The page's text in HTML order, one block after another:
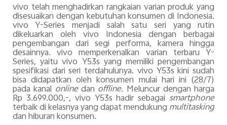
vivo telah menghadirkan rangkaian varian produk yang
disesuaikan dengan kebutuhan konsumen di Indonesia.
vivo Y-Series menjadi salah satu seri yang rutin
dikeluarkan oleh vivo Indonesia dengan berbagai
pengembangan dari segi performa, kamera hingga
desainnya. vivo memperkenalkan varian terbaru Y-
Series, yaitu vivo Y53s yang memiliki pengembangan
spesifikasi dari seri terdahulunya. vivo Y53s kini sudah
bisa didapatkan oleh konsumen mulai hari ini (28/7)
pada kanal onlinedan offline. Meluncur dengan harga
Rp 3.699.000,-, vivo Y53s hadir sebagai smartphone
terbaik di kelasnya yang dapat mendukung multitasking
dan hiburan konsumen.